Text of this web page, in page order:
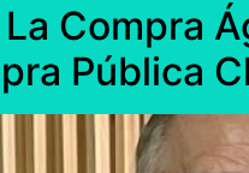
Compra
Pública